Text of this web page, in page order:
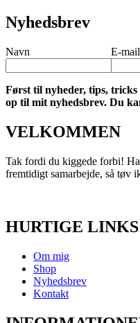
Nyhedsbrev
Navn E-mail
Først til nyheder, tips,
op til mit nyhedsbrev. Du
VELKOMMEN
Tak fordi du kiggede forbi!
fremtidigt samarbejde, så tøv
HURTIGE LINKS
Om mig
Shop
Nyhedsbrev
Kontakt